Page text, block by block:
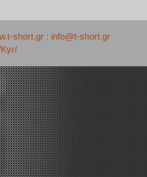
short.gr : info@t-short.gr